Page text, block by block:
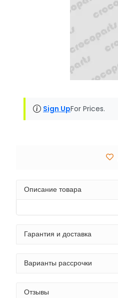
Sign UpFor Prices.
Описание товара
Гарантия и доставка
Варианты рассрочки
Отзывы